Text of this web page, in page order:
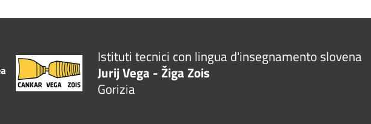
Istituti tecnici con lingua d'insegnamento slovena
Jurij Vega - Žiga Zois
Gorizia